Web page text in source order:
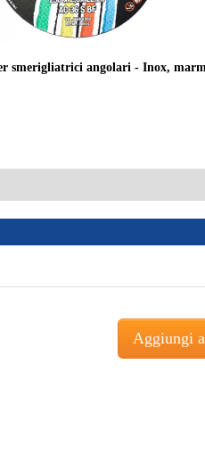
smerigliatrici angolari - Inox,
Aggiungi